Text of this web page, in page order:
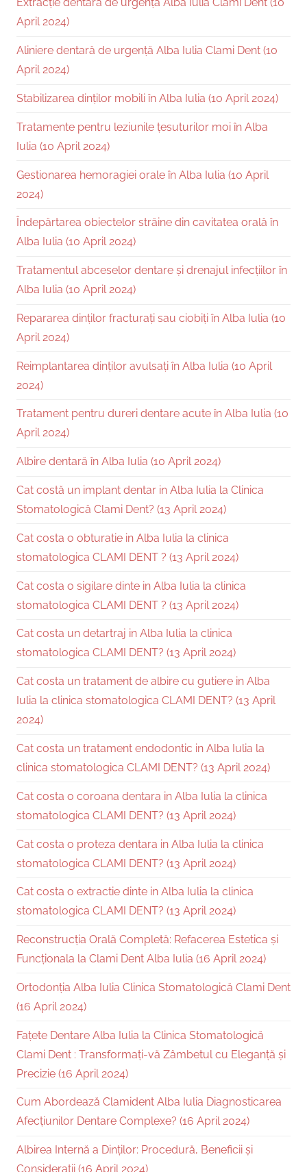
Extracție dentară de urgență Alba Iulia Clami Dent (10
April 2024)
Aliniere dentară de urgență Alba Iulia Clami Dent (10
April 2024)
Stabilizarea dinților mobili în Alba Iulia (10 April 2024)
Tratamente pentru leziunile țesuturilor moi în Alba
Iulia (10 April 2024)
Gestionarea hemoragiei orale în Alba Iulia (10 April
2024)
Îndepărtarea obiectelor străine din cavitatea orală în
Alba Iulia (10 April 2024)
Tratamentul abceselor dentare și drenajul infecțiilor în
Alba Iulia (10 April 2024)
Repararea dinților fracturați sau ciobiți în Alba Iulia (10
April 2024)
Reimplantarea dinților avulsați în Alba Iulia (10 April
2024)
Tratament pentru dureri dentare acute în Alba Iulia (10
April 2024)
Albire dentară în Alba Iulia (10 April 2024)
Cat costă un implant dentar in Alba Iulia la Clinica
Stomatologică Clami Dent? (13 April 2024)
Cat costa o obturatie in Alba Iulia la clinica
stomatologica CLAMI DENT ? (13 April 2024)
Cat costa o sigilare dinte in Alba Iulia la clinica
stomatologica CLAMI DENT ? (13 April 2024)
Cat costa un detartraj in Alba Iulia la clinica
stomatologica CLAMI DENT? (13 April 2024)
Cat costa un tratament de albire cu gutiere in Alba
Iulia la clinica stomatologica CLAMI DENT? (13 April
2024)
Cat costa un tratament endodontic in Alba Iulia la
clinica stomatologica CLAMI DENT? (13 April 2024)
Cat costa o coroana dentara in Alba Iulia la clinica
stomatologica CLAMI DENT? (13 April 2024)
Cat costa o proteza dentara in Alba Iulia la clinica
stomatologica CLAMI DENT? (13 April 2024)
Cat costa o extractie dinte in Alba Iulia la clinica
stomatologica CLAMI DENT? (13 April 2024)
Reconstrucția Orală Completă: Refacerea Estetica și
Funcționala la Clami Dent Alba Iulia (16 April 2024)
Ortodonția Alba Iulia Clinica Stomatologică Clami Dent
(16 April 2024)
Fațete Dentare Alba Iulia la Clinica Stomatologică
Clami Dent : Transformați-vă Zâmbetul cu Eleganță și
Precizie (16 April 2024)
Cum Abordează Clamident Alba Iulia Diagnosticarea
Afecțiunilor Dentare Complexe? (16 April 2024)
Albirea Internă a Dinților: Procedură, Beneficii și
Considerații (16 April 2024)